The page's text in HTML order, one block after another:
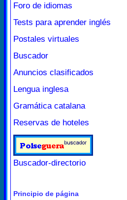
Foro de idiomas
Tests para aprender inglés
Postales virtuales
Buscador
Anuncios clasificados
Lengua inglesa
Gramática catalana
Reservas de hoteles
Buscador-directorio
Principio de página